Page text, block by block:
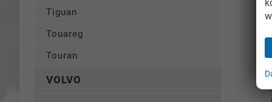
Tiguan
Touareg
Touran
VOLVO